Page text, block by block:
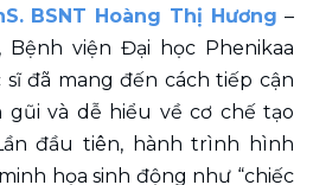
BSNT Hoàng Thị Hương –
Bệnh viện Đại học Phenikaa
sĩ đã mang đến cách tiếp cận
và dễ hiểu về cơ chế tạo
đầu tiên, hành trình hình
họa sinh động như “chiếc